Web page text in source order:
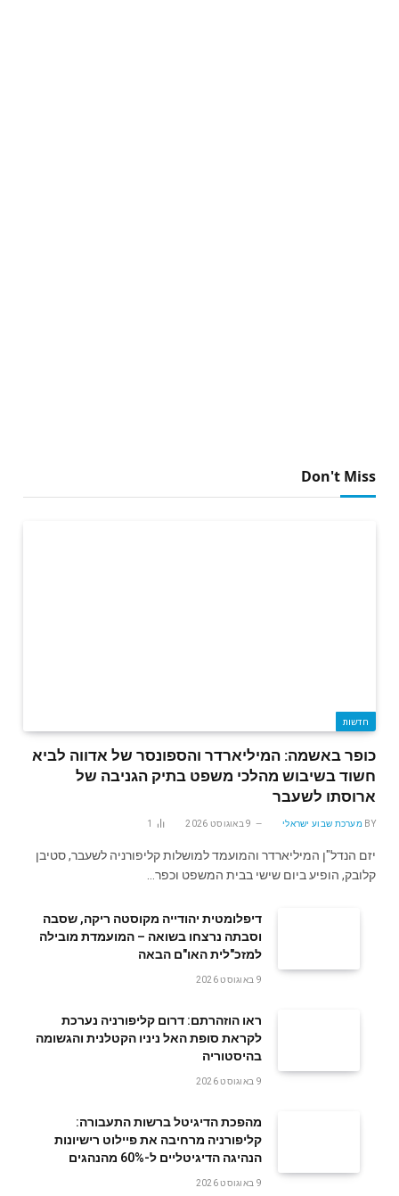
Don't Miss
חדשות
כופר באשמה: המיליארדר והספונסר של אדווה לביא
חשוד בשיבוש מהלכי משפט בתיק הגניבה של
ארוסתו לשעבר
BY מערכת שבוע ישראלי 9 באוגוסט 2026 1
יזם הנדל"ן המיליארדר והמועמד למושלות קליפורניה לשעבר, סטיבן
קלובק, הופיע ביום שישי בבית המשפט וכפר…
דיפלומטית יהודייה מקוסטה ריקה, שסבה
וסבתה נרצחו בשואה – המועמדת מובילה
למזכ"לית האו"ם הבאה
9 באוגוסט 2026
ראו הוזהרתם: דרום קליפורניה נערכת
לקראת סופת האל ניניו הקטלנית והגשומה
בהיסטוריה
9 באוגוסט 2026
מהפכת הדיגיטל ברשות התעבורה:
קליפורניה מרחיבה את פיילוט רישיונות
הנהיגה הדיגיטליים ל-60% מהנהגים
9 באוגוסט 2026